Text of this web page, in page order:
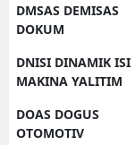
DMSAS DEMISAS
DOKUM
DNISI DINAMIK ISI
MAKINA YALITIM
DOAS DOGUS
OTOMOTIV